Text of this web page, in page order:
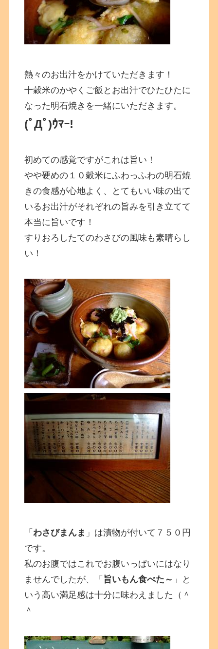
熱々のお出汁をかけていただきます！
十穀米のかやくご飯とお出汁でひたひたに
なった明石焼きを一緒にいただきます。
(ﾟДﾟ)ｳﾏｰ!
初めての感覚ですがこれは旨い！
やや硬めの１０穀米にふわっふわの明石焼
きの食感が心地よく、とてもいい味の出て
いるお出汁がそれぞれの旨みを引き立てて
本当に旨いです！
すりおろしたてのわさびの風味も素晴らし
い！
「わさびまんま 」は漬物が付いて７５０円
です。
私のお腹ではこれでお腹いっぱいにはなり
ませんでしたが、「 旨いもん食べた～ 」と
いう高い満足感は十分に味わえました（＾
＾